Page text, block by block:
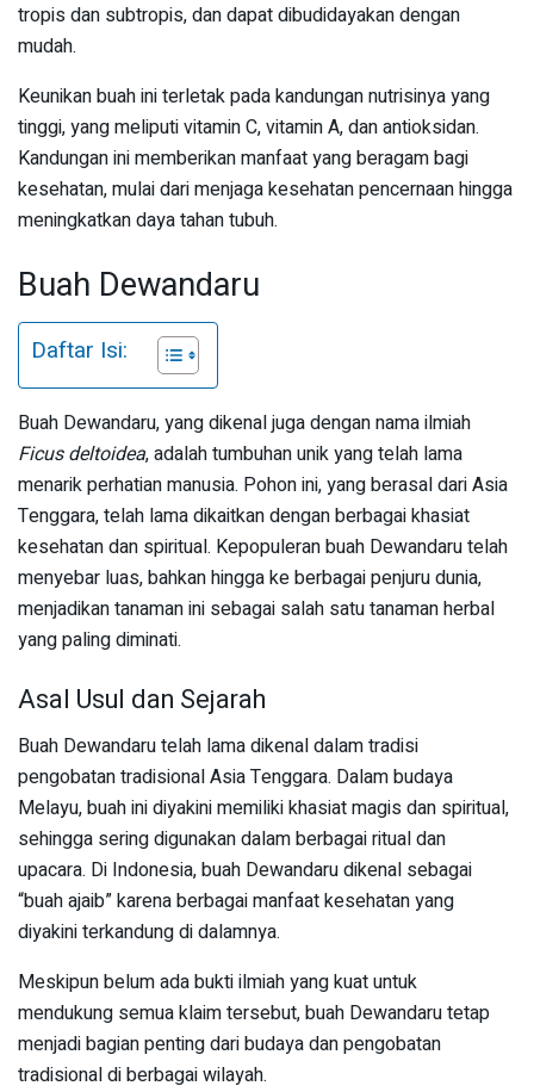
tropis dan subtropis, dan dapat dibudidayakan dengan
mudah.
Keunikan buah ini terletak pada kandungan nutrisinya yang
tinggi, yang meliputi vitamin C, vitamin A, dan antioksidan.
Kandungan ini memberikan manfaat yang beragam bagi
kesehatan, mulai dari menjaga kesehatan pencernaan hingga
meningkatkan daya tahan tubuh.
Buah Dewandaru
Daftar Isi:
Buah Dewandaru, yang dikenal juga dengan nama ilmiah
Ficus deltoidea, adalah tumbuhan unik yang telah lama
menarik perhatian manusia. Pohon ini, yang berasal dari Asia
Tenggara, telah lama dikaitkan dengan berbagai khasiat
kesehatan dan spiritual. Kepopuleran buah Dewandaru telah
menyebar luas, bahkan hingga ke berbagai penjuru dunia,
menjadikan tanaman ini sebagai salah satu tanaman herbal
yang paling diminati.
Asal Usul dan Sejarah
Buah Dewandaru telah lama dikenal dalam tradisi
pengobatan tradisional Asia Tenggara. Dalam budaya
Melayu, buah ini diyakini memiliki khasiat magis dan spiritual,
sehingga sering digunakan dalam berbagai ritual dan
upacara. Di Indonesia, buah Dewandaru dikenal sebagai
“buah ajaib” karena berbagai manfaat kesehatan yang
diyakini terkandung di dalamnya.
Meskipun belum ada bukti ilmiah yang kuat untuk
mendukung semua klaim tersebut, buah Dewandaru tetap
menjadi bagian penting dari budaya dan pengobatan
tradisional di berbagai wilayah.